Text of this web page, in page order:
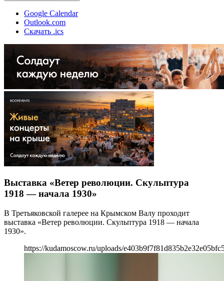
Google Calendar
Outlook.com
Скачать .ics
Выставка «Ветер революции. Скульптура
1918 — начала 1930»
В Третьяковской галерее на Крымском Валу проходит
выставка «Ветер революции. Скульптура 1918 — начала
1930».
https://kudamoscow.ru/uploads/